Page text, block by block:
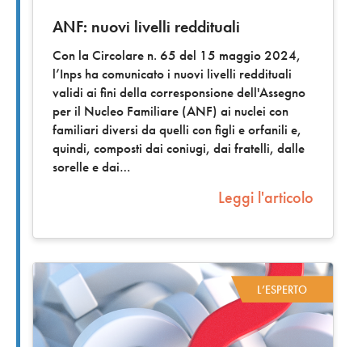
ANF: nuovi livelli reddituali
Con la Circolare n. 65 del 15 maggio 2024,
l’Inps ha comunicato i nuovi livelli reddituali
validi ai fini della corresponsione dell'Assegno
per il Nucleo Familiare (ANF) ai nuclei con
familiari diversi da quelli con figli e orfanili e,
quindi, composti dai coniugi, dai fratelli, dalle
sorelle e dai
Leggi l'articolo
L’ESPERTO